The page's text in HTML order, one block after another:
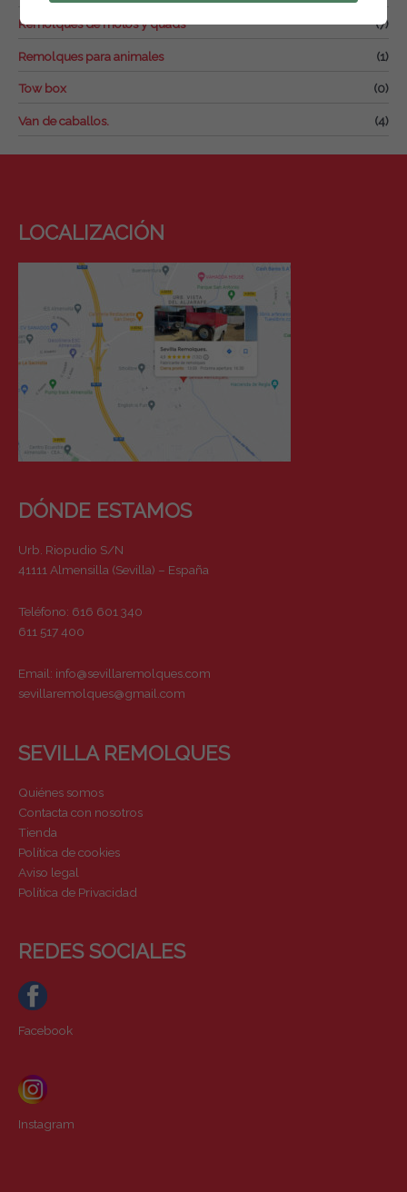
Remolques de motos y quads (7)
Remolques para animales (1)
Tow box (0)
Van de caballos. (4)
LOCALIZACIÓN
DÓNDE ESTAMOS
Urb. Riopudio S/N
41111 Almensilla (Sevilla) – España
Teléfono: 616 601 340
611 517 400
Email: info@sevillaremolques.com
sevillaremolques@gmail.com
SEVILLA REMOLQUES
Quiénes somos
Contacta con nosotros
Tienda
Política de cookies
Aviso legal
Política de Privacidad
REDES SOCIALES
Facebook
Instagram